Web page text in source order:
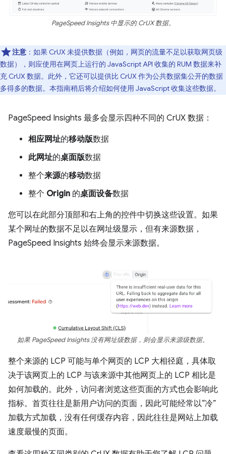
PageSpeed Insights 中显示的 CrUX 数据。
注意 ：如果 CrUX 未提供数据（例如，网页的流量不足以获取网页级
数据），则应使用在网页上运行的 JavaScript API 收集的 RUM 数据来补
充 CrUX 数据。此外，它还可以提供比 CrUX 作为公共数据集公开的数据
多得多的数据。本指南稍后将介绍如何使用 JavaScript 收集这些数据。
PageSpeed Insights 最多会显示四种不同的 CrUX 数据：
相应网址的移动版数据
此网址的桌面版数据
整个来源的移动数据
整个 Origin 的桌面设备数据
您可以在此部分顶部和右上角的控件中切换这些设置。如果
某个网址的数据不足以在网址级显示，但有来源数据，
PageSpeed Insights 始终会显示来源数据。
如果 PageSpeed Insights 没有网址级数据，则会显示来源级数据。
整个来源的 LCP 可能与单个网页的 LCP 大相径庭，具体取
决于该网页上的 LCP 与该来源中其他网页上的 LCP 相比是
如何加载的。此外，访问者浏览这些页面的方式也会影响此
指标。首页往往是新用户访问的页面，因此可能经常以“冷”
加载方式加载，没有任何缓存内容，因此往往是网站上加载
速度最慢的页面。